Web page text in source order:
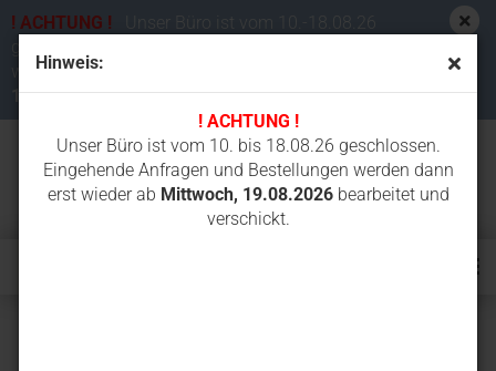
Hinweis:
! ACHTUNG !
Unser Büro ist vom 10. bis 18.08.26 geschlossen.
Eingehende Anfragen und Bestellungen werden dann
erst wieder ab Mittwoch, 19.08.2026bearbeitet und
verschickt.
! ACHTUNG !
Unser Büro ist vom 10.-18.08.26
werden dann erst wieder ab
19.08.2026bearbeitet und verschickt.